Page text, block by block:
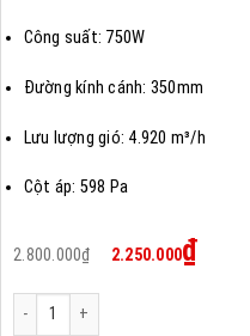
Công suất: 750W
Đường kính cánh: 350mm
Lưu lượng gió: 4.920 m³/h
Cột áp: 598 Pa
2.800.000₫
Giá
gốc
2.800.000₫.
2.250.000₫
Quạt hút xách tay SHT35 số lượng